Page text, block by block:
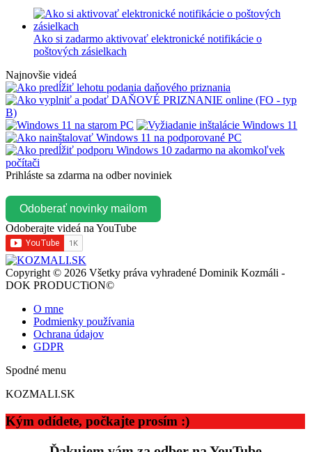
Ako si zadarmo aktivovať elektronické notifikácie o
poštových zásielkach
Najnovšie videá
Prihláste sa zdarma na odber noviniek
Odoberať novinky mailom
Odoberajte videá na YouTube
Copyright © 2026 Všetky práva vyhradené Dominik Kozmáli -
DOK PRODUCTiON©
O mne
Podmienky používania
Ochrana údajov
GDPR
Spodné menu
KOZMALI.SK
Kým odídete, počkajte prosím :)